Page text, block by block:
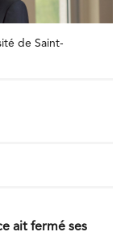
de Saint-
ait fermé ses